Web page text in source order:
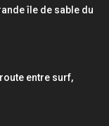
île de sable du
entre surf,